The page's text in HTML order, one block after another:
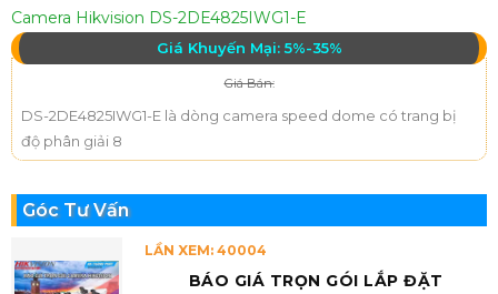
Camera Hikvision DS-2DE4825IWG1-E
Giá Khuyến Mại: 5%-35%
Giá Bán:
DS-2DE4825IWG1-E là dòng camera speed dome có trang bị
độ phân giải 8
Góc Tư Vấn
LẦN XEM: 40004
BÁO GIÁ TRỌN GÓI LẮP ĐẶT